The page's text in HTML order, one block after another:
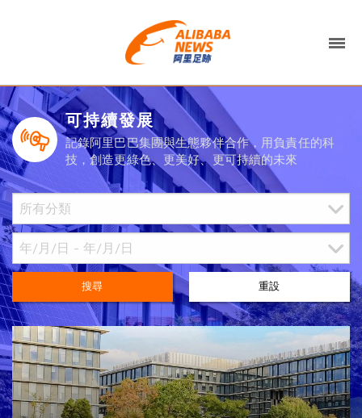
可持續發展
記錄阿里巴巴集團與生態夥伴合作，用負責任的科
技，創造更綠色、更美好、更可持續的未來
搜尋 重設